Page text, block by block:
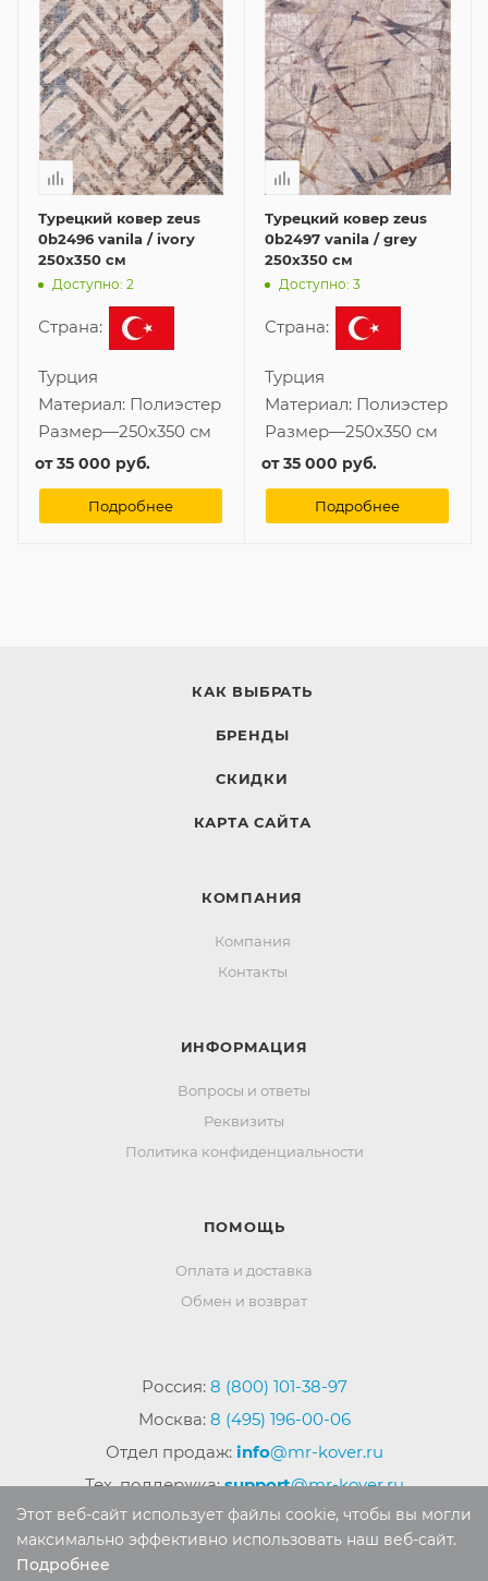
Турецкий ковер zeus
0b2496 vanila / ivory
250x350 см
Доступно: 2
Страна:
Турция
Материал: Полиэстер
Размер—250x350 см
от35 000 руб.
Подробнее
Турецкий ковер zeus
0b2497 vanila / grey
250x350 см
Доступно: 3
Страна:
Турция
Материал: Полиэстер
Размер—250x350 см
от35 000 руб.
Подробнее
КАК ВЫБРАТЬ
БРЕНДЫ
СКИДКИ
КАРТА САЙТА
КОМПАНИЯ
Компания
Контакты
ИНФОРМАЦИЯ
Вопросы и ответы
Реквизиты
Политика конфиденциальности
ПОМОЩЬ
Оплата и доставка
Обмен и возврат
Россия: 8 (800) 101-38-97
Москва: 8 (495) 196-00-06
Отдел продаж: info@mr-kover.ru
Тех. поддержка:support@mr-kover.ru
Этот веб-сайт использует файлы cookie, чтобы вы могли
максимально эффективно использовать наш веб-сайт.
Подробнее